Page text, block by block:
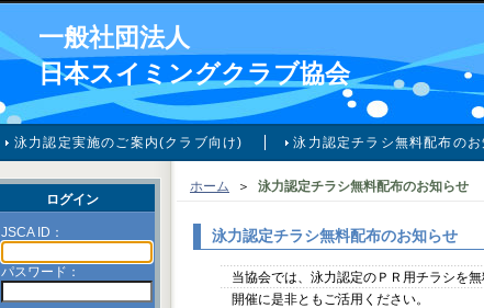
一般社団法人
日本スイミングクラブ協会
泳力認定実施のご案内(クラブ向け) 泳力認定チラシ無料配布のお
ホーム ＞ 泳力認定チラシ無料配布のお知らせ
泳力認定チラシ無料配布のお知らせ
当協会では、泳力認定のＰＲ用チラシを
開催に是非ともご活用ください。
ログイン
JSCA ID：
パスワード：